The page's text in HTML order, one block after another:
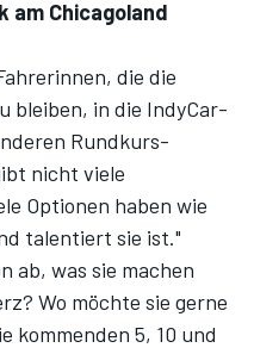
am Chicagoland
die die
bleiben, in die IndyCar-
Rundkurs-
nicht viele
Optionen haben wie
talentiert sie ist."
ab, was sie machen
Wo möchte sie gerne
kommenden 5, 10 und